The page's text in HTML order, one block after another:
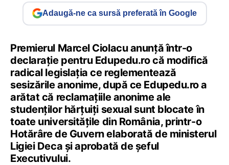
Adaugă-ne ca sursă preferată în Google
Premierul Marcel Ciolacu anunță într-o
declarație pentru Edupedu.ro că modifică
radical legislația ce reglementează
sesizările anonime, după ce Edupedu.ro a
arătat că reclamațiile anonime ale
studenților hărțuiți sexual sunt blocate în
toate universitățile din România, printr-o
Hotărâre de Guvern elaborată de ministerul
Ligiei Deca și aprobată de șeful
Executivului.